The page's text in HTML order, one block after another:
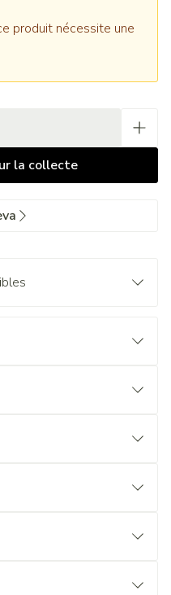
produit nécessite une
la collecte